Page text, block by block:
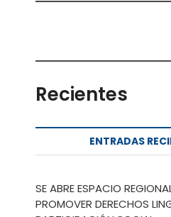
Recientes
ENTRADAS
SE ABRE ESPACIO
PROMOVER DERECHOS